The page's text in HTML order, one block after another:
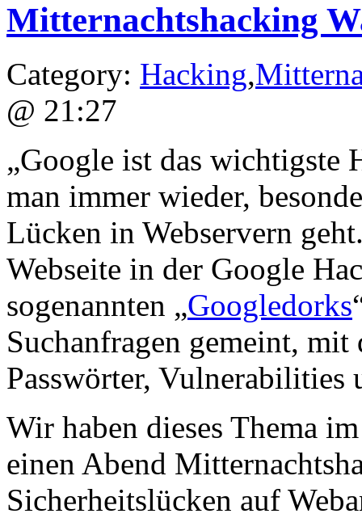
Mitternachtshacking
Category: Hacking,
@ 21:27
„Google ist das wichtigste
man immer wieder,
Lücken in Webservern
Webseite in der Google
sogenannten „Googledorks
Suchanfragen gemeint, mit
Passwörter, Vulnerabilities
Wir haben dieses Thema
einen Abend
Sicherheitslücken auf